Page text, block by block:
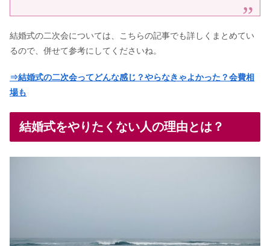
結婚式の二次会については、こちらの記事でも詳しくまとめてい
るので、併せて参考にしてくださいね。
⇒結婚式の二次会ってどんな感じ？やらなきゃよかった？会費相
場も
結婚式をやりたくない人の理由とは？